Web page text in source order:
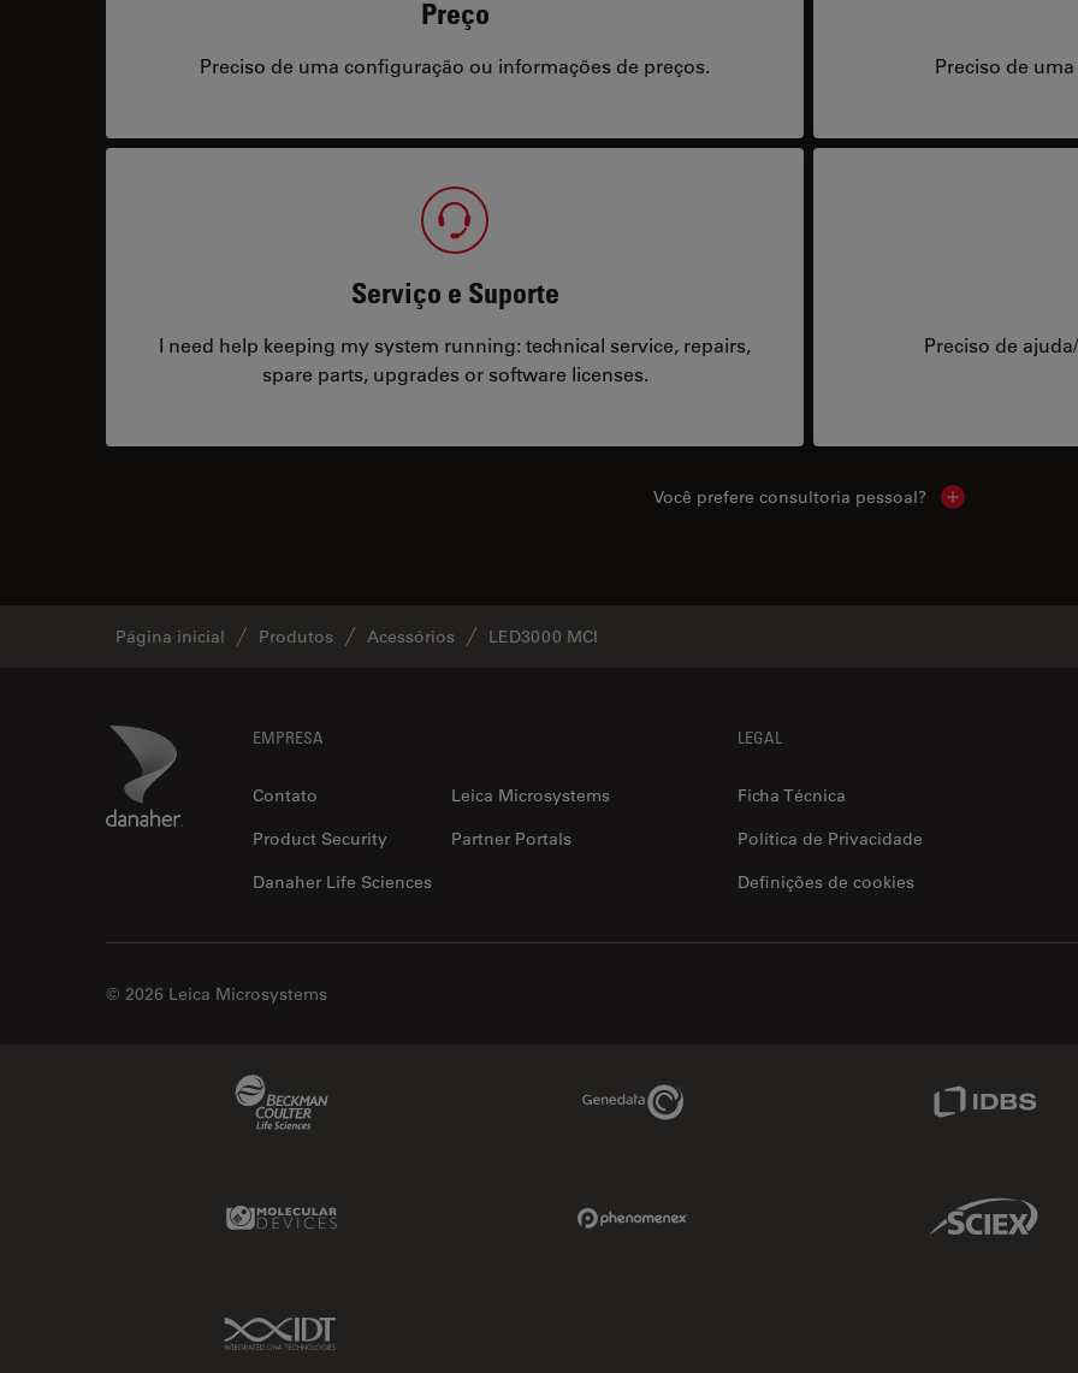
Preço
Preciso de uma configuração ou informações de preços. Preciso de
Serviço e Suporte
I need help keeping my system running: technical service, repairs,
spare parts, upgrades or software licenses.
Preciso de
Você prefere consultoria pessoal? Show local
Página inicial Produtos Acessórios LED3000 MCI
Danaher Logo EMPRESA
Contato
Leica Microsystems
Product Security
Partner Portals
Danaher Life Sciences
LEGAL
Ficha Técnica
Política de Privacidade
Definições de cookies
© 2026 Leica Microsystems
Genedata Link IDBS Link
Molecular Devices Link Sciex Link
IDT Link